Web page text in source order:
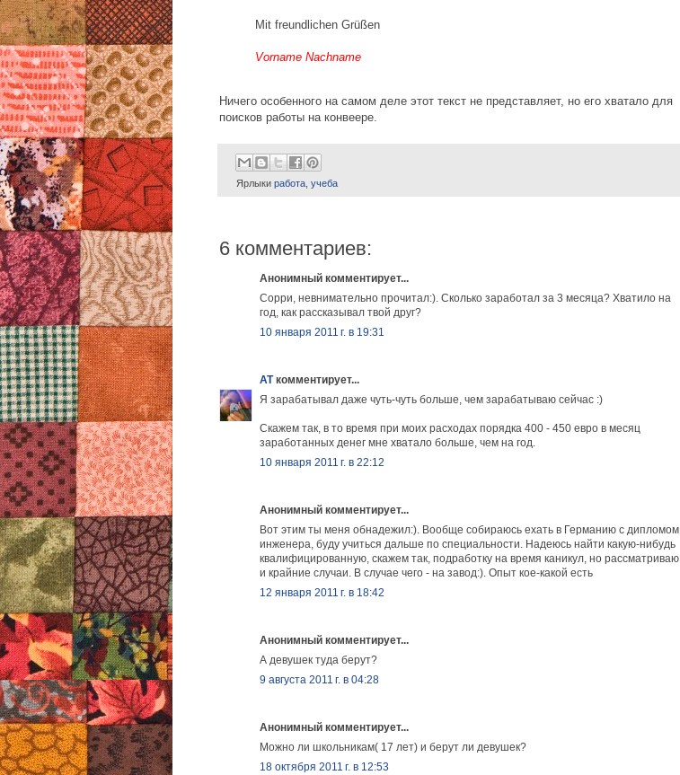
Mit freundlichen Grüßen
Vorname Nachname
Ничего особенного на самом деле этот текст не представляет, но его хватало для
поисков работы на конвеере.
Ярлыки работа, учеба
6 комментариев:
Анонимный комментирует...
Сорри, невнимательно прочитал:). Сколько заработал за 3 месяца? Хватило на
год, как рассказывал твой друг?
10 января 2011 г. в 19:31
ATкомментирует...
Я зарабатывал даже чуть-чуть больше, чем зарабатываю сейчас :)
Скажем так, в то время при моих расходах порядка 400 - 450 евро в месяц
заработанных денег мне хватало больше, чем на год.
10 января 2011 г. в 22:12
Анонимный комментирует...
Вот этим ты меня обнадежил:). Вообще собираюсь ехать в Германию с дипломом
инженера, буду учиться дальше по специальности. Надеюсь найти какую-нибудь
квалифицированную, скажем так, подработку на время каникул, но рассматриваю
и крайние случаи. В случае чего - на завод:). Опыт кое-какой есть
12 января 2011 г. в 18:42
Анонимный комментирует...
А девушек туда берут?
9 августа 2011 г. в 04:28
Анонимный комментирует...
Можно ли школьникам( 17 лет) и берут ли девушек?
18 октября 2011 г. в 12:53